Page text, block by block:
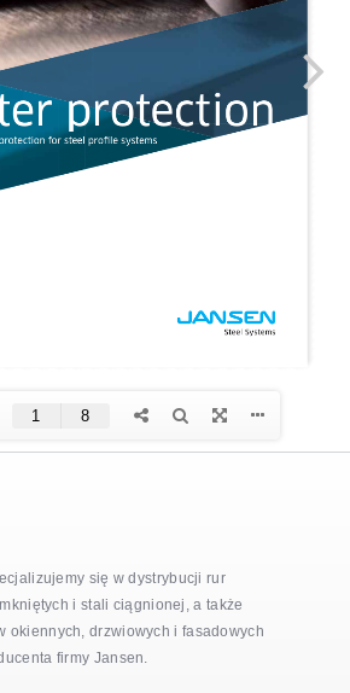
się w dystrybucji rur
i stali ciągnionej, a także
okiennych, drzwiowych i fasadowych
firmy Jansen.